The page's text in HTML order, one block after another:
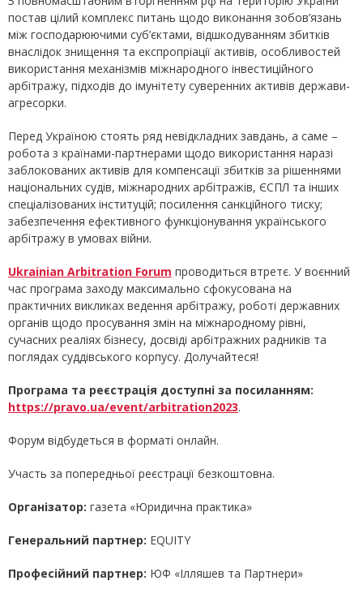
постав цілий комплекс питань щодо виконання зобов’язань
між господарюючими суб’єктами, відшкодуванням збитків
внаслідок знищення та експропріації активів, особливостей
використання механізмів міжнародного інвестиційного
арбітражу, підходів до імунітету суверенних активів держави-
агресорки.
Перед Україною стоять ряд невідкладних завдань, а саме –
робота з країнами-партнерами щодо використання наразі
заблокованих активів для компенсації збитків за рішеннями
національних судів, міжнародних арбітражів, ЄСПЛ та інших
спеціалізованих інституцій; посилення санкційного тиску;
забезпечення ефективного функціонування українського
арбітражу в умовах війни.
Ukrainian Arbitration Forum проводиться втретє. У воєнний
час програма заходу максимально сфокусована на
практичних викликах ведення арбітражу, роботі державних
органів щодо просування змін на міжнародному рівні,
сучасних реаліях бізнесу, досвіді арбітражних радників та
поглядах суддівського корпусу. Долучайтеся!
Програма та реєстрація доступні за посиланням:
https://pravo.ua/event/arbitration2023.
Форум відбудеться в форматі онлайн.
Участь за попередньої реєстрації безкоштовна.
Організатор: газета «Юридична практика»
Генеральний партнер: EQUITY
Професійний партнер: ЮФ «Ілляшев та Партнери»